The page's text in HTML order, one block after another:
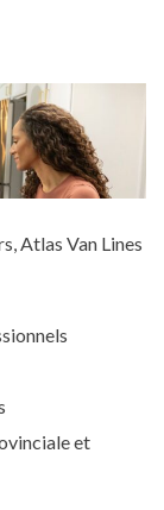
Atlas Van Lines
et